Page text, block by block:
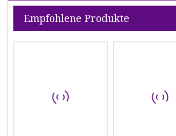
Empfohlene Produkte